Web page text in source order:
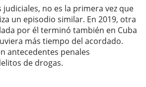
no es la primera vez que
un episodio similar. En 2019, otra
por él terminó también en Cuba
más tiempo del acordado.
antecedentes penales
de drogas.